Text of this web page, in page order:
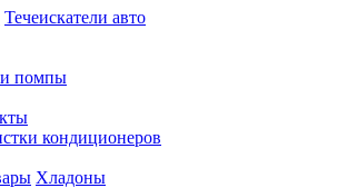
Течеискатели авто
помпы
кондиционеров
Хладоны